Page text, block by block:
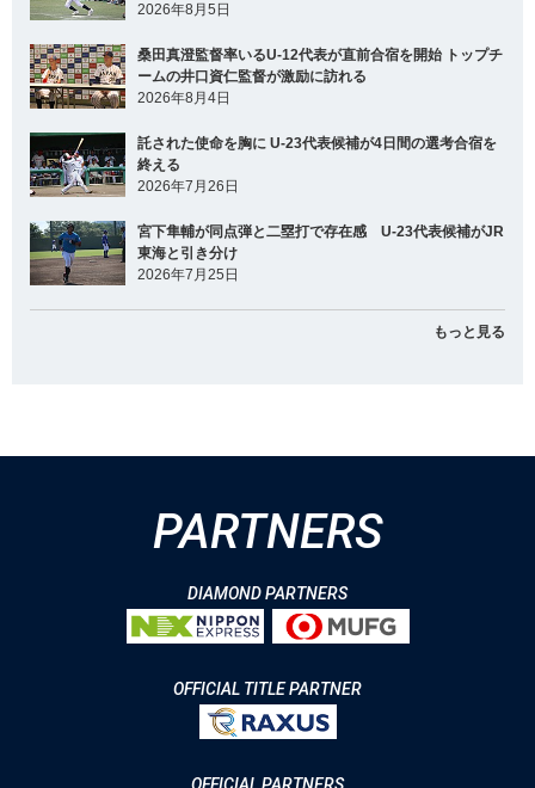
2026年8月5日
桑田真澄監督率いるU-12代表が直前合宿を開始 トップチ
ームの井口資仁監督が激励に訪れる
2026年8月4日
託された使命を胸に U-23代表候補が4日間の選考合宿を
終える
2026年7月26日
宮下隼輔が同点弾と二塁打で存在感 U-23代表候補がJR
東海と引き分け
2026年7月25日
もっと見る
PARTNERS
DIAMOND PARTNERS
OFFICIAL TITLE PARTNER